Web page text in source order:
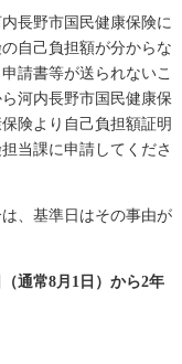
長野市国民健康保険に
自己負担額が分からな
請書等が送られないこ
河内長野市国民健康保
険より自己負担額証明
当課に申請してくださ
、基準日はその事由が
通常8月1日）から2年